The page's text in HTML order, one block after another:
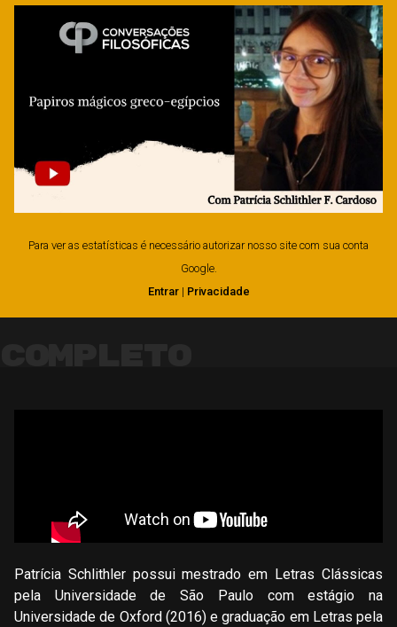
Para ver as estatísticas é necessário autorizar nosso site com sua conta
Google.
Entrar| Privacidade
Patrícia Schlithler possui mestrado em Letras Clássicas
pela Universidade de São Paulo com estágio na
Universidade de Oxford (2016) e graduação em Letras pela